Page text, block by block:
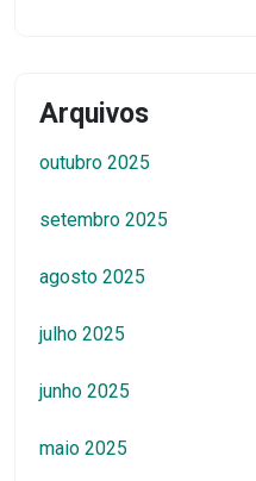
Arquivos
outubro 2025
setembro 2025
agosto 2025
julho 2025
junho 2025
maio 2025